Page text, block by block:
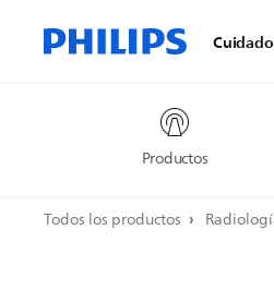
Productos
Todos los productos